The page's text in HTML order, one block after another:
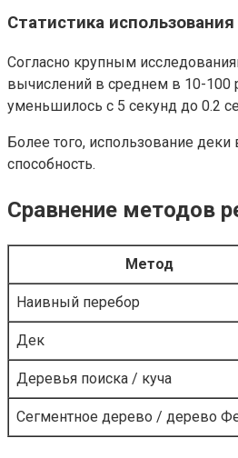
Статистика использования
Согласно крупным
вычислений в среднем в 10-100
уменьшилось с 5 секунд до 0.2
Более того, использование
способность.
Сравнение методов
Метод
Наивный перебор
Дек
Деревья поиска / куча
Сегментное дерево / дерево